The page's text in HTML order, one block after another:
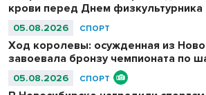
крови перед Днем физкультурника
05.08.2026 СПОРТ
Ход королевы: осужденная из
завоевала бронзу чемпионата по
05.08.2026 СПОРТ